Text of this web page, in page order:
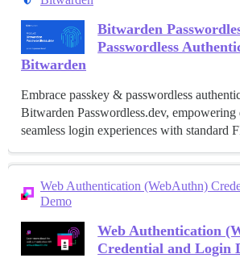
Bitwarden
Passwordless
Bitwarden
Embrace passkey & passwordless
Bitwarden Passwordless.dev,
seamless login experiences with standard
Web Authentication (WebAuthn)
Demo
Web Authentication
Credential and Login